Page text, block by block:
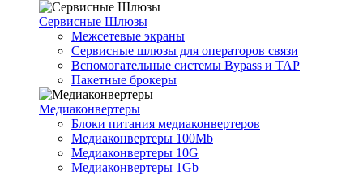
Сервисные Шлюзы
Межсетевые экраны
Сервисные шлюзы для операторов связи
Вспомогательные системы Bypass и TAP
Пакетные брокеры
Медиаконвертеры
Блоки питания медиаконвертеров
Медиаконвертеры 100Mb
Медиаконвертеры 10G
Медиаконвертеры 1Gb